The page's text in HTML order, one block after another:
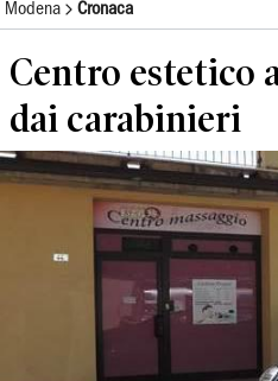
Modena Cronaca
Centro estetico
dai carabinieri